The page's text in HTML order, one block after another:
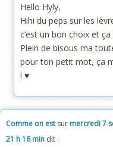
Hello Hyly,
Hihi du peps sur les
c’est un bon choix et
Plein de bisous ma
pour ton petit mot, ça
! ♥
Comme on estsur mercredi 7
21 h 16 min dit :